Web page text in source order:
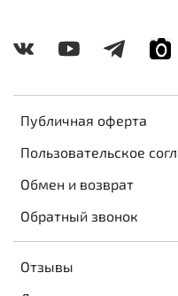
Публичная оферта
Пользовательское
Обмен и возврат
Обратный звонок
Отзывы